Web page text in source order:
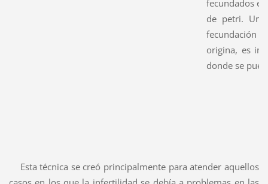
fecundados
de petri.
fecundación
origina, es
donde se
Esta técnica se creó principalmente para atender aquellos